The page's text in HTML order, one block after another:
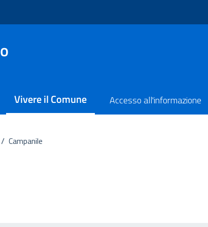
Vivere il Comune Accesso all'informazione
/ Campanile